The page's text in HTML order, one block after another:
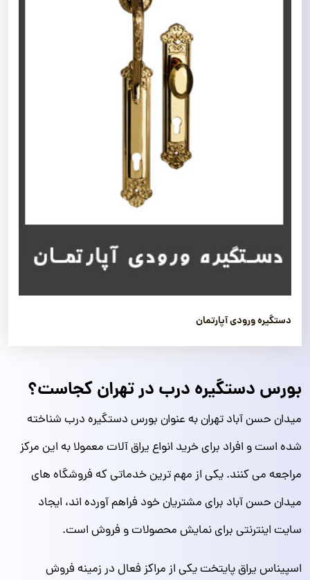
دستگیره ورودی آپارتمان
بورس دستگیره درب در تهران کجاست؟
میدان حسن آباد تهران به عنوان بورس دستگیره درب شناخته
شده است و افراد برای خرید انواع یراق آلات معمولا به این مرکز
مراجعه می کنند. یکی از مهم ترین خدماتی که فروشگاه های
میدان حسن آباد برای مشتریان خود فراهم آورده اند، ایجاد
سایت اینترنتی برای نمایش محصولات و فروش است.
اسپیناس یراق پایتخت یکی از مراکز فعال در زمینه فروش